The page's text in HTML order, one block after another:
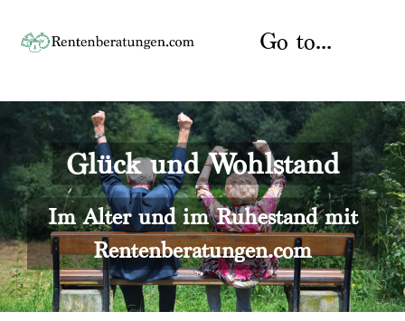
content
Go to...
Startseite
Rente
Rentenberater
Rentenversicherung
Versicherungsberatung
Über uns
Kontakt
Glück und Wohlstand
Im Alter und im Ruhestand mit
Rentenberatungen.com